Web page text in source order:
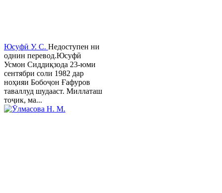
Юсуфӣ У. C. Недоступен ни
однин перевод.Юсуфӣ
Усмон Сиддиқзода 23-юми
сентябри соли 1982 дар
ноҳияи Бобоҷон Ғафуров
таваллуд шудааст. Миллаташ
тоҷик, ма...